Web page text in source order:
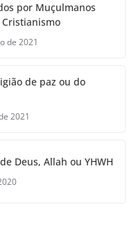
por Muçulmanos
de 2021
de paz ou do
2021
Deus, Allah ou YHWH